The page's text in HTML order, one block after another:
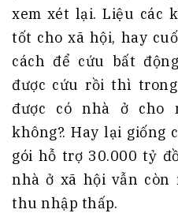
xem xét lại. Liệu các
tốt cho xã hội, hay
cách để cứu bất
được cứu rồi thì
được có nhà ở cho
không?. Hay lại giống
gói hỗ trợ 30.000 tỷ
nhà ở xã hội vẫn còn
thu nhập thấp.